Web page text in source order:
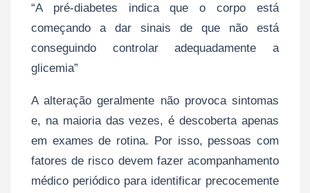
“A pré-diabetes indica que o corpo está
começando a dar sinais de que não está
conseguindo controlar adequadamente a
glicemia”
A alteração geralmente não provoca sintomas
e, na maioria das vezes, é descoberta apenas
em exames de rotina. Por isso, pessoas com
fatores de risco devem fazer acompanhamento
médico periódico para identificar precocemente